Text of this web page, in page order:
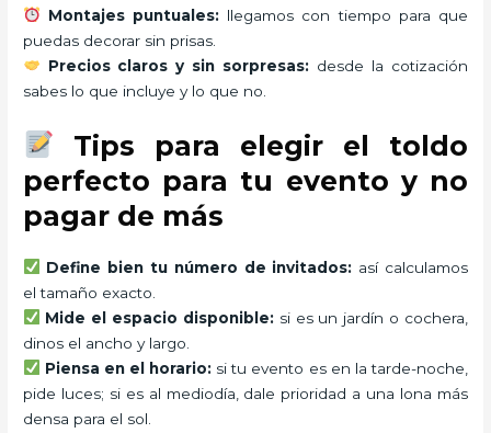
Montajes puntuales: llegamos con tiempo para que
puedas decorar sin prisas.
Precios claros y sin sorpresas: desde la cotización
sabes lo que incluye y lo que no.
Tips para elegir el toldo
perfecto para tu evento y no
pagar de más
Define bien tu número de invitados: así calculamos
el tamaño exacto.
Mide el espacio disponible:si es un jardín o cochera,
dinos el ancho y largo.
Piensa en el horario: si tu evento es en la tarde-noche,
pide luces; si es al mediodía, dale prioridad a una lona más
densa para el sol.